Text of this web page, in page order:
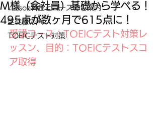
Lesson料金とコースのご案内
生徒様の声
TOEICテスト対策
M様（会社員）基礎から学べる！
495点が数ヶ月で615点に！
受講コース：TOEICテスト対策レ
ッスン、目的：TOEICテストスコ
ア取得